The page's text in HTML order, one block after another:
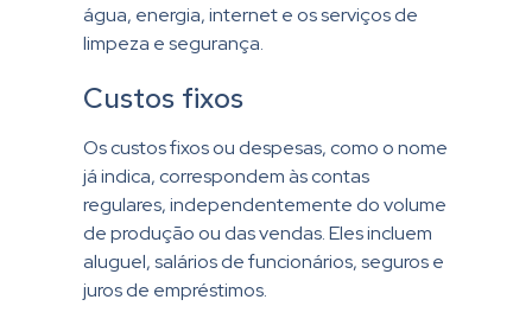
água, energia, internet e os serviços de
limpeza e segurança.
Custos fixos
Os custos fixos ou despesas, como o nome
já indica, correspondem às contas
regulares, independentemente do volume
de produção ou das vendas. Eles incluem
aluguel, salários de funcionários, seguros e
juros de empréstimos.